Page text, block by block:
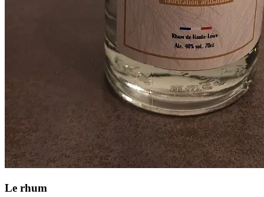
Le rhum